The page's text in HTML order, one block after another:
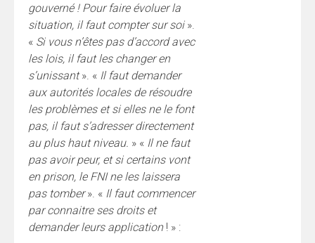
gouverné ! Pour faire évoluer la
situation, il faut compter sur soi».
« Si vous n’êtes pas d’accord avec
les lois, il faut les changer en
s’unissant». « Il faut demander
aux autorités locales de résoudre
les problèmes et si elles ne le font
pas, il faut s’adresser directement
au plus haut niveau. » « Il ne faut
pas avoir peur, et si certains vont
en prison, le FNI ne les laissera
pas tomber». « Il faut commencer
par connaitre ses droits et
demander leurs application! » :